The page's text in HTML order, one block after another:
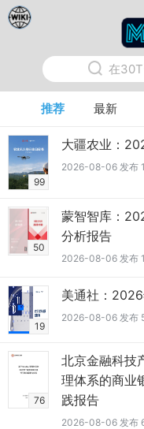
在
推荐 最新
99
大疆农业：
2026-08-06 发
50
蒙智智库：
分析报告
2026-08-06 发布
19
美通社：
2026-08-06 发
76
北京金融科技
理体系的商业
践报告
2026-08-06 发